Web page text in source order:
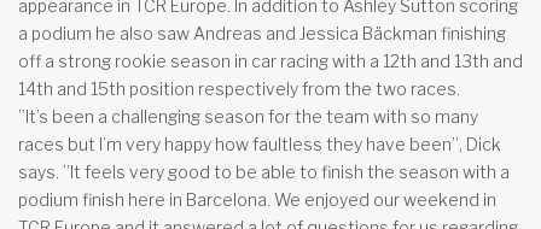
appearance in TCR Europe. In addition to Ashley Sutton scoring
a podium he also saw Andreas and Jessica Bäckman finishing
off a strong rookie season in car racing with a 12th and 13th and
14th and 15th position respectively from the two races.
”It’s been a challenging season for the team with so many
races but I’m very happy how faultless they have been”, Dick
says. ”It feels very good to be able to finish the season with a
podium finish here in Barcelona. We enjoyed our weekend in